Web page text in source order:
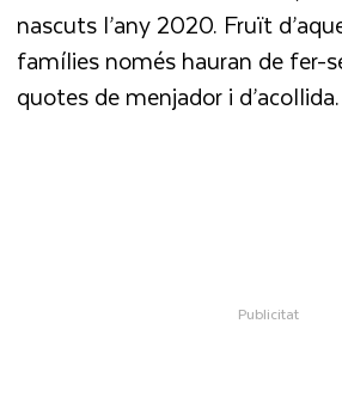
nascuts l’any 2020. Fruït
famílies només hauran de fer-
quotes de menjador i d’acollida.